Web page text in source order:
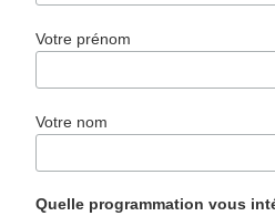
Votre prénom
Votre nom
Quelle programmation vous